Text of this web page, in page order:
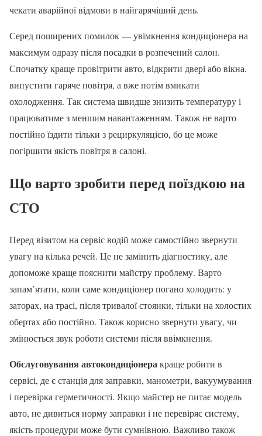
чекати аварійної відмови в найгарячіший день.
Серед поширених помилок — увімкнення кондиціонера на
максимум одразу після посадки в розпечений салон.
Спочатку краще провітрити авто, відкрити двері або вікна,
випустити гаряче повітря, а вже потім вмикати
охолодження. Так система швидше знизить температуру і
працюватиме з меншим навантаженням. Також не варто
постійно їздити тільки з рециркуляцією, бо це може
погіршити якість повітря в салоні.
Що варто зробити перед поїздкою на
СТО
Перед візитом на сервіс водій може самостійно звернути
увагу на кілька речей. Це не замінить діагностику, але
допоможе краще пояснити майстру проблему. Варто
запам’ятати, коли саме кондиціонер погано холодить: у
заторах, на трасі, після тривалої стоянки, тільки на холостих
обертах або постійно. Також корисно звернути увагу, чи
змінюється звук роботи системи після ввімкнення.
Обслуговування автокондиціонеракраще робити в
сервісі, де є станція для заправки, манометри, вакуумування
і перевірка герметичності. Якщо майстер не питає модель
авто, не дивиться норму заправки і не перевіряє систему,
якість процедури може бути сумнівною. Важливо також